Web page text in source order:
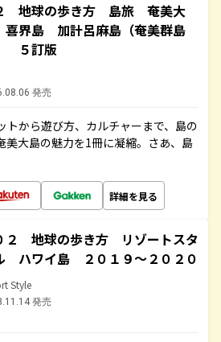
地球の歩き方 島旅 奄美大
界島 加計呂麻島（奄美群島
５訂版
発売
から遊び方、カルチャーまで、島の
美大島の魅力を1冊に凝縮。さあ、島
詳細を見る
２ 地球の歩き方 リゾートスタ
ハワイ島 ２０１９～２０２０
Style
発売